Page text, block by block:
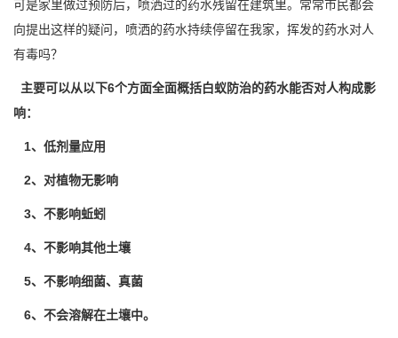
可是家里做过预防后，喷洒过的药水残留在建筑里。常常市民都会
向提出这样的疑问， 喷洒的药水持续停留在我家，挥发的药水对人
有毒吗？
主要可以从以下6个方面全面概括白蚁防治的药水能否对人构成影
响：
1、低剂量应用
2、对植物无影响
3、不影响蚯蚓
4、不影响其他土壤
5、不影响细菌、真菌
6、不会溶解在土壤中。